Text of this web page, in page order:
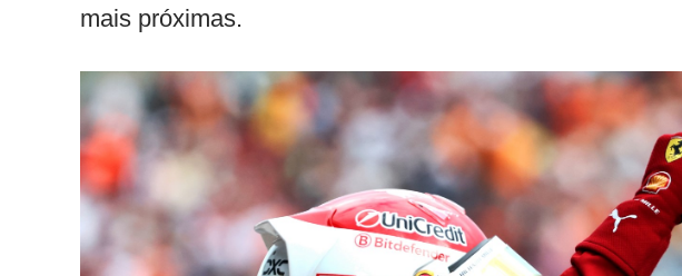
mais próximas.